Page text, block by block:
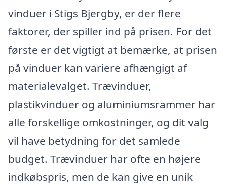
vinduer i Stigs Bjergby, er der flere
faktorer, der spiller ind på prisen. For det
første er det vigtigt at bemærke, at prisen
på vinduer kan variere afhængigt af
materialevalget. Trævinduer,
plastikvinduer og aluminiumsrammer har
alle forskellige omkostninger, og dit valg
vil have betydning for det samlede
budget. Trævinduer har ofte en højere
indkøbspris, men de kan give en unik